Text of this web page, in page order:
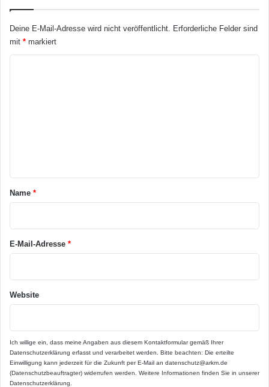
Deine E-Mail-Adresse wird nicht veröffentlicht.
Erforderliche Felder sind
mit * markiert
aName *
E-Mail-Adresse *
Website
Ich willige ein, dass meine Angaben aus diesem Kontaktformular gemäß Ihrer
Datenschutzerklärung erfasst und verarbeitet werden. Bitte beachten: Die erteilte
Einwilligung kann jederzeit für die Zukunft per E-Mail an datenschutz@arkm.de
(Datenschutzbeauftragter) widerrufen werden. Weitere Informationen finden Sie in unserer
Datenschutzerklärung